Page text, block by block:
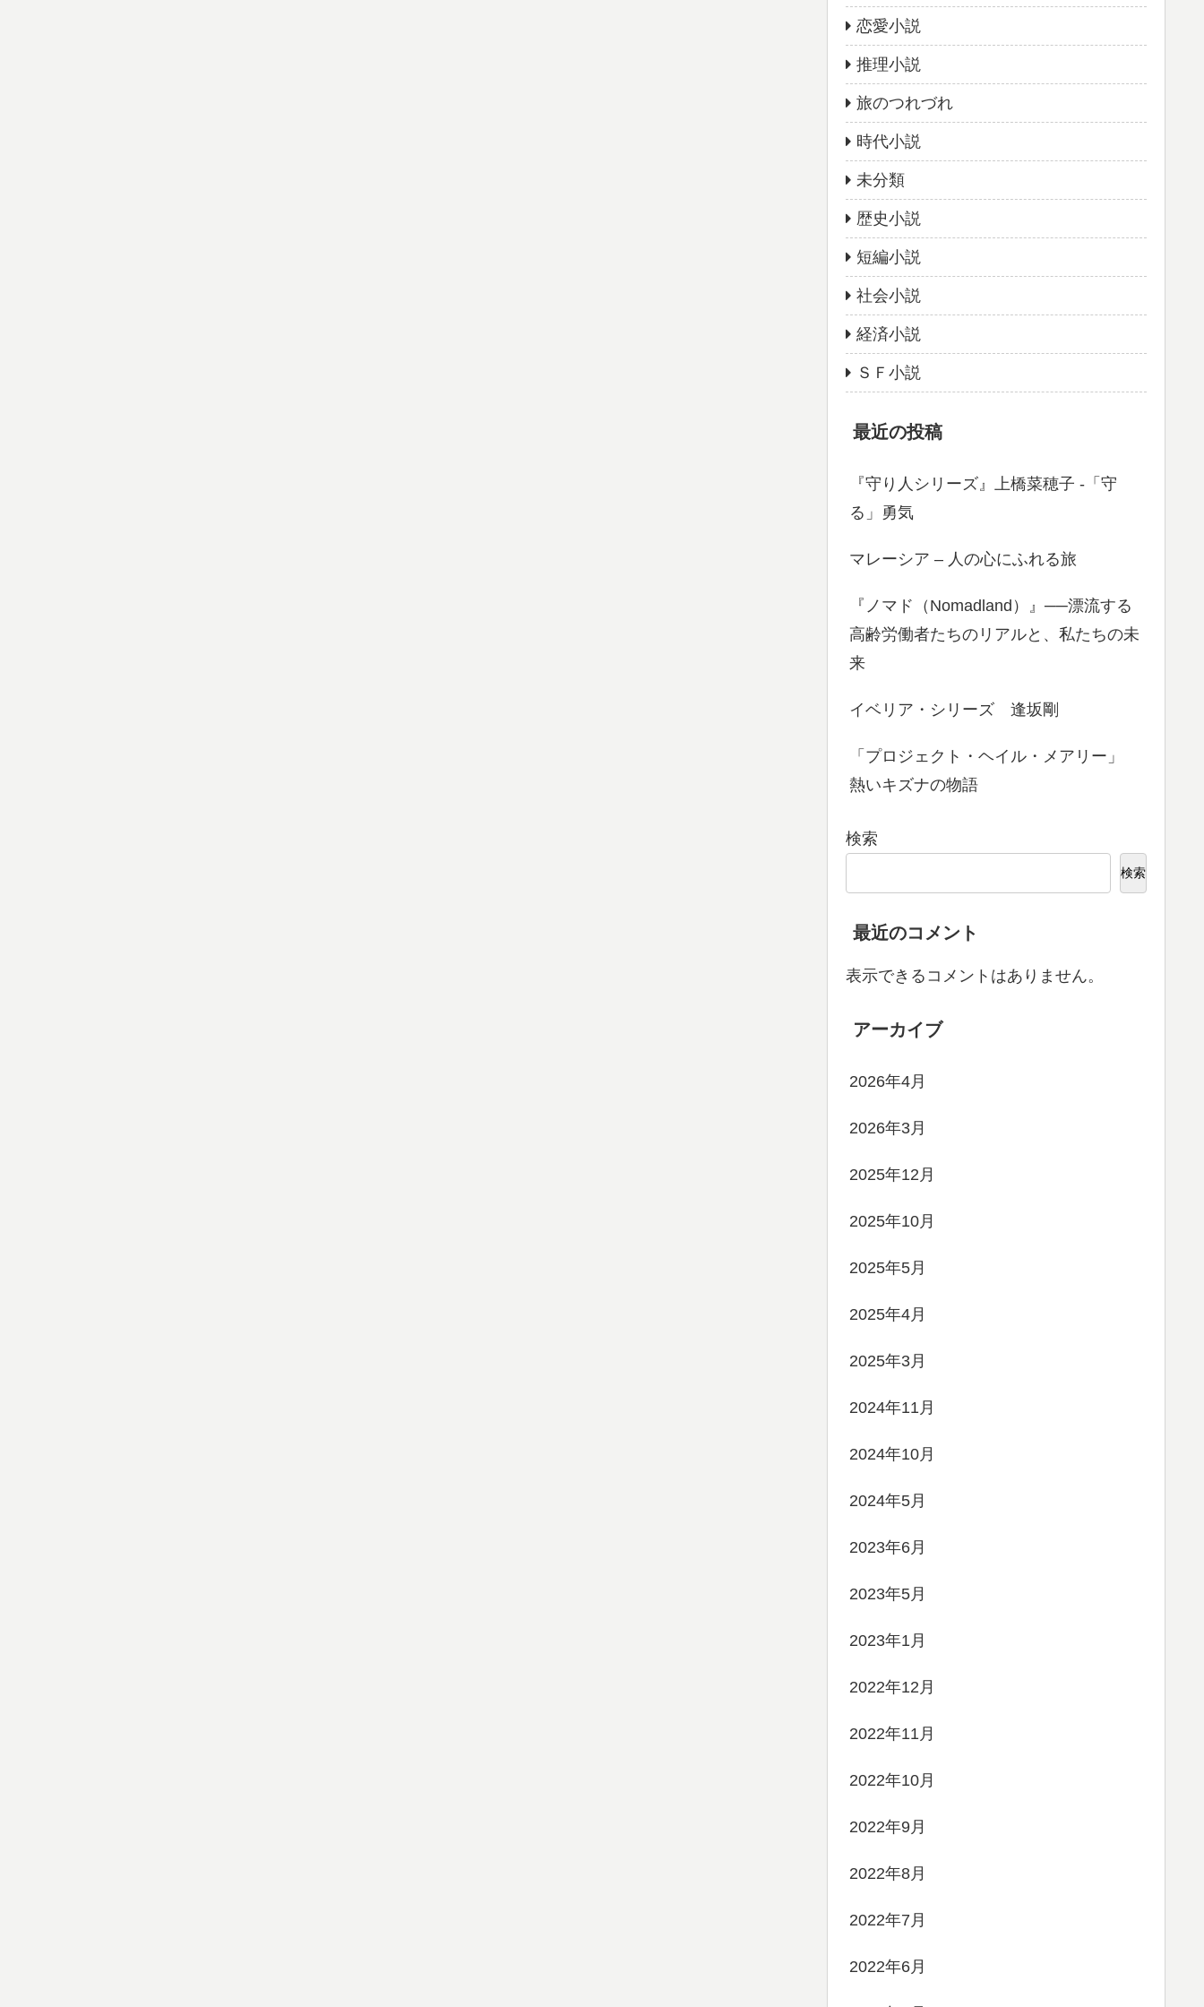
恋愛小説
推理小説
旅のつれづれ
時代小説
未分類
歴史小説
短編小説
社会小説
経済小説
ＳＦ小説
最近の投稿
『守り人シリーズ』上橋菜穂子 -「守
る」勇気
マレーシア – 人の心にふれる旅
『ノマド（Nomadland）』──漂流する
高齢労働者たちのリアルと、私たちの未
来
イベリア・シリーズ 逢坂剛
「プロジェクト・ヘイル・メアリー」
熱いキズナの物語
検索
検索
最近のコメント
表示できるコメントはありません。
アーカイブ
2026年4月
2026年3月
2025年12月
2025年10月
2025年5月
2025年4月
2025年3月
2024年11月
2024年10月
2024年5月
2023年6月
2023年5月
2023年1月
2022年12月
2022年11月
2022年10月
2022年9月
2022年8月
2022年7月
2022年6月